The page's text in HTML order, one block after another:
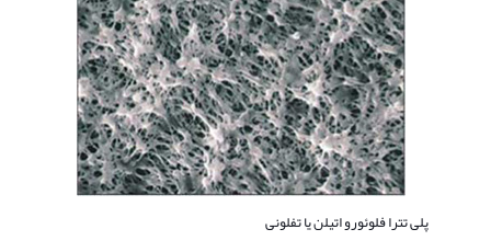
پلی تترا فلوئورو اتیلن یا تفلونی